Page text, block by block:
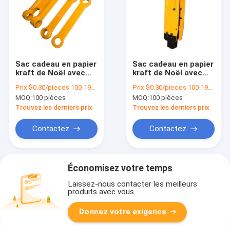
Sac cadeau en papier
kraft de Noël avec
pour la fête de Noël
Prix:$0.30/pieces 100-1999 pieces
MOQ:100 pièces
Trouvez les derniers prix
Contactez
Sac cadeau en papier
kraft de Noël avec
pour la fête de Noël
Prix:$0.30/pieces 100-1999 pieces
MOQ:100 pièces
Trouvez les derniers prix
Contactez
Économisez votre temps
Laissez-nous contacter les meilleurs
produits avec vous.
Donnez votre exigence